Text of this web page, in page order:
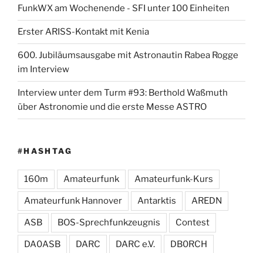
FunkWX am Wochenende - SFI unter 100 Einheiten
Erster ARISS-Kontakt mit Kenia
600. Jubiläumsausgabe mit Astronautin Rabea Rogge
im Interview
Interview unter dem Turm #93: Berthold Waßmuth
über Astronomie und die erste Messe ASTRO
#HASHTAG
160m Amateurfunk Amateurfunk-Kurs
Amateurfunk Hannover Antarktis AREDN
ASB BOS-Sprechfunkzeugnis Contest
DA0ASB DARC DARC e.V. DB0RCH